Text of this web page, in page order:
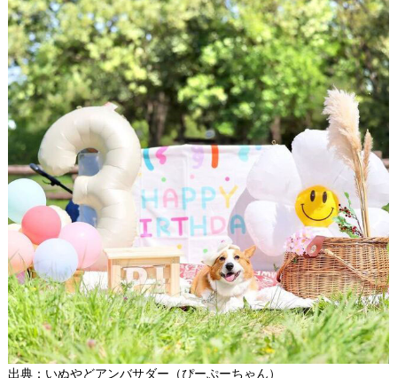
出典：いぬやどアンバサダー（ぴーぷーちゃん）